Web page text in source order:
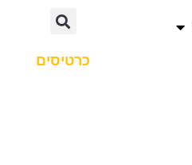
כרטיסים